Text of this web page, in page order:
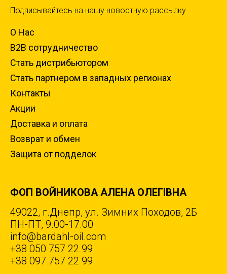
Подписывайтесь на нашу новостную рассылку
О Нас
B2B сотрудничество
Стать дистрибьютором
Стать партнером в западных регионах
Контакты
Акции
Доставка и оплата
Возврат и обмен
Защита от подделок
ФОП ВОЙНИКОВА АЛЕНА ОЛЕГІВНА
49022, г.Днепр, ул. Зимних Походов, 2Б
ПН-ПТ, 9.00-17.00
info@bardahl-oil.com
+38 050 757 22 99
+38 097 757 22 99